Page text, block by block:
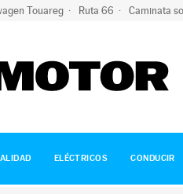
Touareg Ruta 66 Caminata
ELÉCTRICOS CONDUCIR